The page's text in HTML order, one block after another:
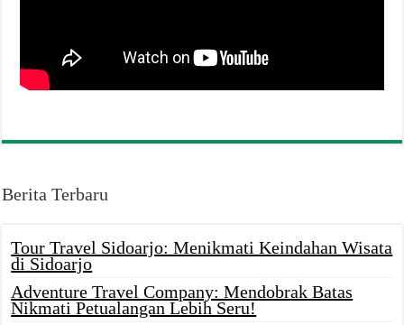
Berita Terbaru
Tour Travel Sidoarjo: Menikmati Keindahan Wisata
di Sidoarjo
Adventure Travel Company: Mendobrak Batas
Nikmati Petualangan Lebih Seru!